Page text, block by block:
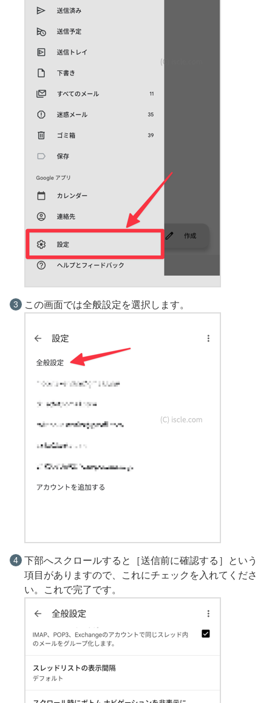
この画面では全般設定を選択します。
下部へスクロールすると［送信前に確認する］という
項目がありますので、これにチェックを入れてくださ
い。これで完了です。